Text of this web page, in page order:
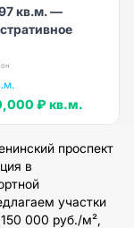
кв.м. —
₽ кв.м.
проспект
в
участки
000 руб./м²,